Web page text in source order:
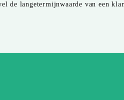
de langetermijnwaarde van een